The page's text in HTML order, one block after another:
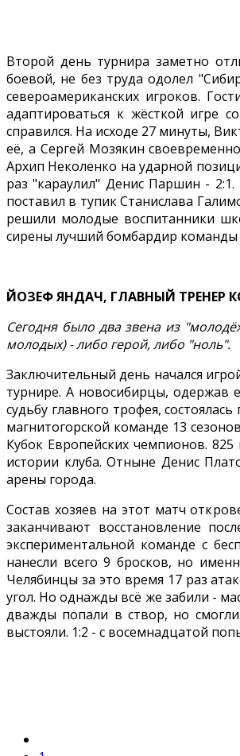
Второй день турнира заметно
боевой, не без труда одолел
североамериканских игроков.
адаптироваться к жёсткой игре
справился. На исходе 27 минуты,
её, а Сергей Мозякин
Архип Неколенко на ударной
раз "караулил" Денис Паршин -
поставил в тупик Станислава
решили молодые воспитанники
сирены лучший бомбардир команды
ЙОЗЕФ ЯНДАЧ, ГЛАВНЫЙ ТРЕНЕР
Сегодня было два звена из
молодых) - либо герой, либо "ноль".
Заключительный день начался
турнире. А новосибирцы, одержав
судьбу главного трофея,
магнитогорской команде 13
Кубок Европейских чемпионов.
истории клуба. Отныне Денис
арены города.
Состав хозяев на этот матч
заканчивают восстановление
экспериментальной команде с
нанесли всего 9 бросков, но
Челябинцы за это время 17 раз
угол. Но однажды всё же забили -
дважды попали в створ, но смогли
выстояли. 1:2 - с восемнадцатой